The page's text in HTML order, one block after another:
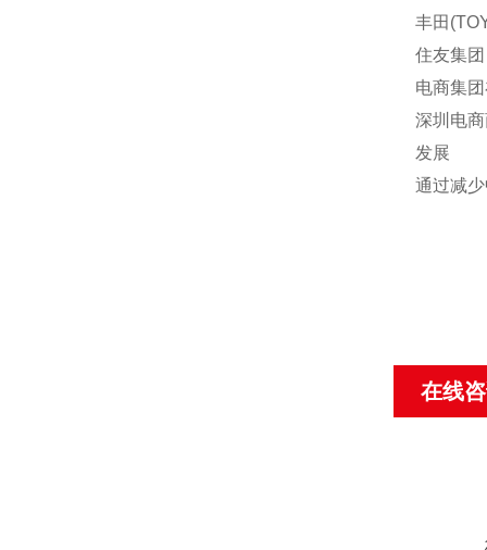
丰田
住友集
电商集
深圳电
发展
通过减
在线